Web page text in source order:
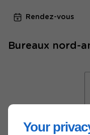
Your
Rendez-vous
Bureaux nord-